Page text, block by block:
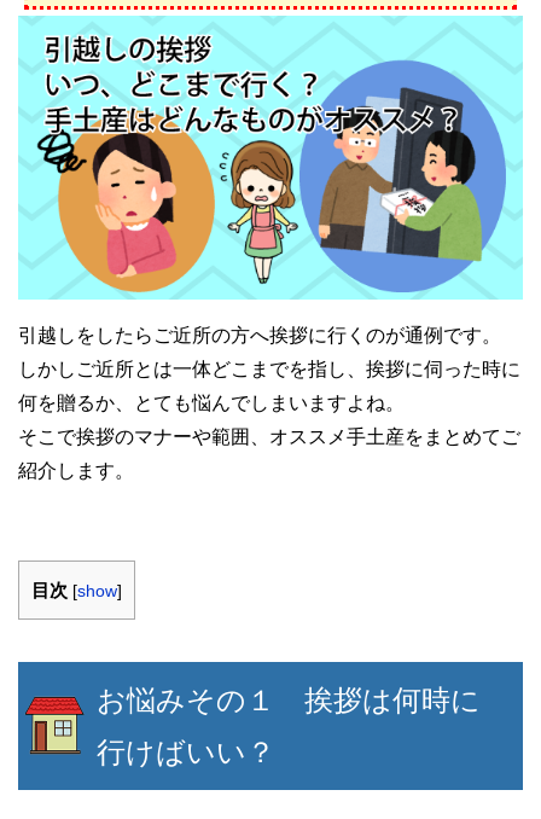
引越しをしたらご近所の方へ挨拶に行くのが通例です。
しかしご近所とは一体どこまでを指し、挨拶に伺った時に
何を贈るか、とても悩んでしまいますよね。
そこで挨拶のマナーや範囲、オススメ手土産をまとめてご
紹介します。
目次 [show]
お悩みその１ 挨拶は何時に
行けばいい？